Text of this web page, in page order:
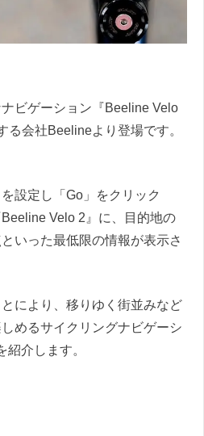
ビゲーション『Beeline Velo
る会社Beelineより登場です。
設定し「Go」をクリック
Velo 2』に、目的地の
いった最低限の情報が表示さ
により、移りゆく街並みなど
めるサイクリングナビゲーシ
紹介します。